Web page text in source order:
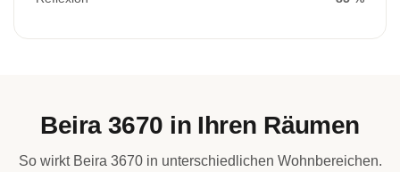
Beira 3670 in Ihren Räumen
So wirkt Beira 3670 in unterschiedlichen Wohnbereichen.